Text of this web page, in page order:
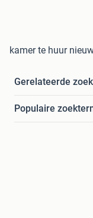
kamer te huur
Gerelateerde
Populaire